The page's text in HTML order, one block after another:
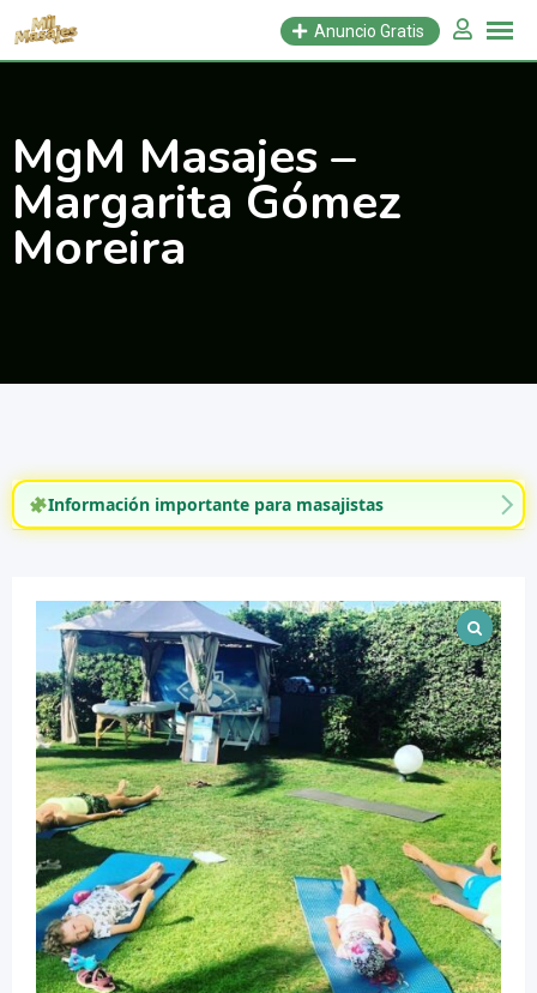
Saltar
Anuncio Gratis
MgM Masajes –
Margarita Gómez
Moreira
Información importante para masajistas